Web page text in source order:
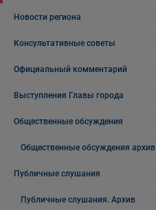
Новости региона
Консультативные советы
Официальный комментарий
Выступления Главы города
Общественные обсуждения
Общественные обсуждения архив
Публичные слушания
Публичные слушания. Архив